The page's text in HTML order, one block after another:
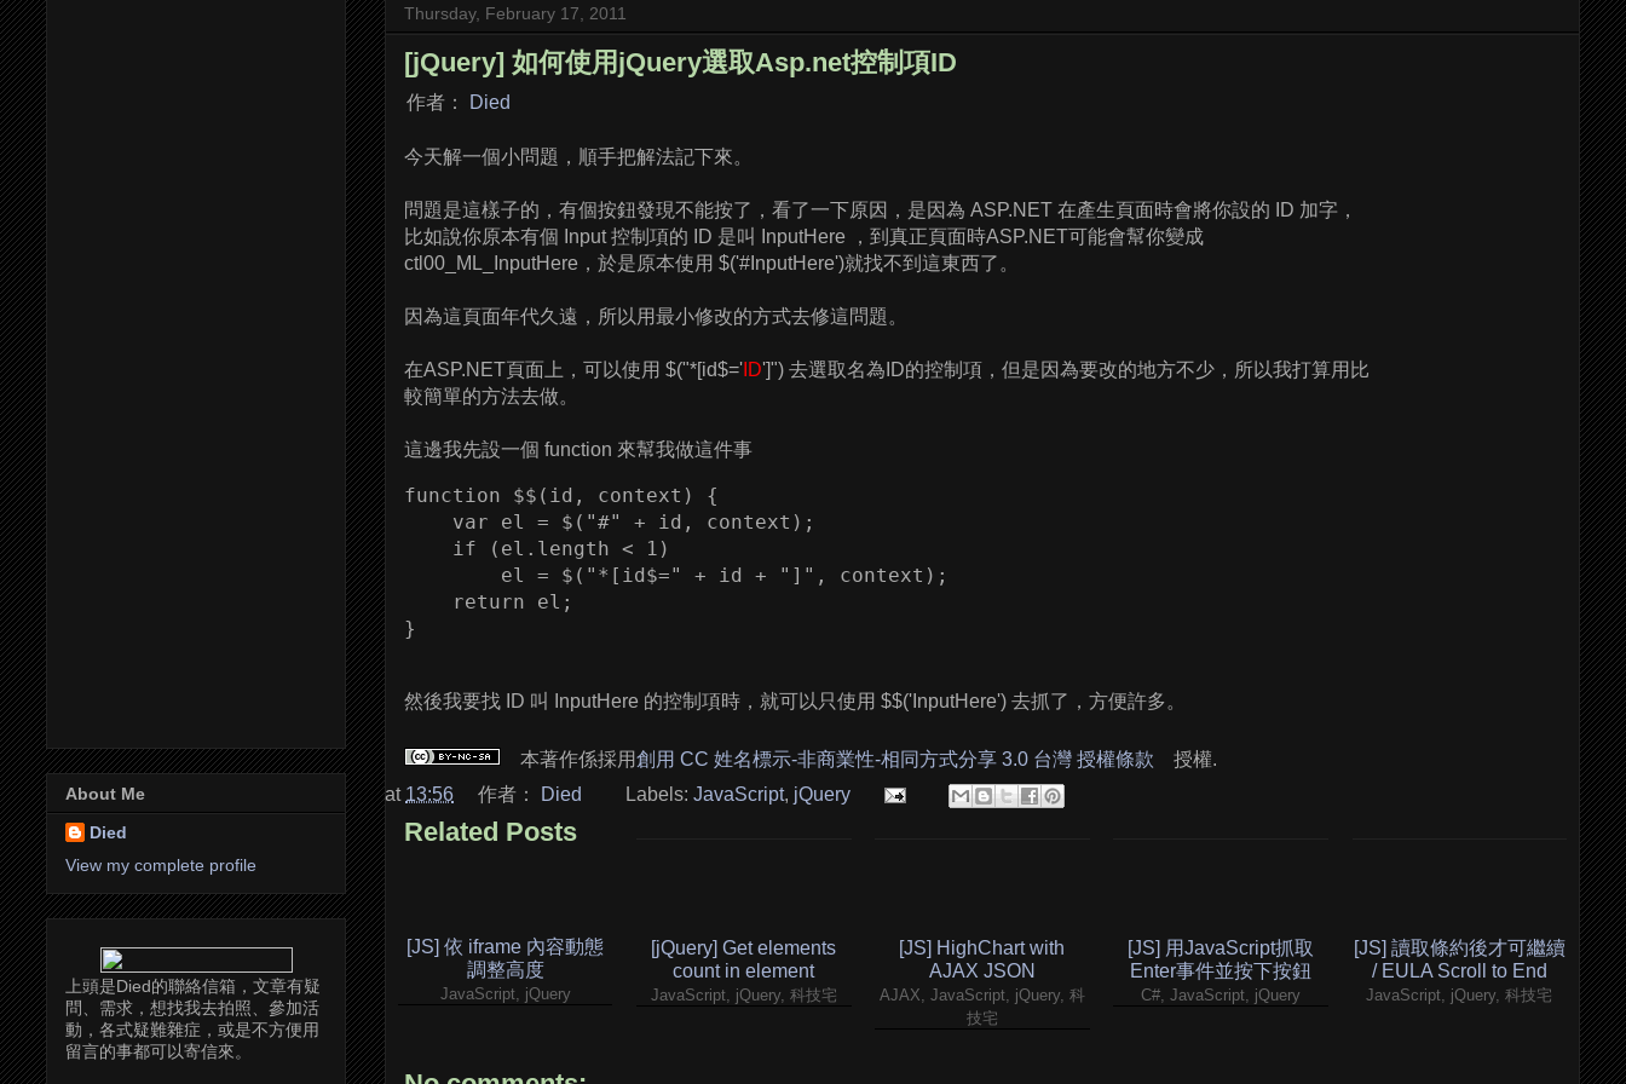
Thursday, February 17, 2011
[jQuery] 如何使用jQuery選取Asp.net控制項ID
作者： Died
今天解一個小問題，順手把解法記下來。
問題是這樣子的，有個按鈕發現不能按了，看了一下原因，是因為 ASP.NET 在產生頁面時會將你設的 ID 加字，
比如說你原本有個 Input 控制項的 ID 是叫 InputHere ，到真正頁面時ASP.NET可能會幫你變成
ctl00_ML_InputHere，於是原本使用 $('#InputHere')就找不到這東西了。
因為這頁面年代久遠，所以用最小修改的方式去修這問題。
在ASP.NET頁面上，可以使用 $("*[id$=' ID']") 去選取名為ID的控制項，但是因為要改的地方不少，所以我打算用比
較簡單的方法去做。
這邊我先設一個 function 來幫我做這件事
function $$(id, context) {
    var el = $("#" + id, context);
    if (el.length < 1)
        el = $("*[id$=" + id + "]", context);
    return el;
然後我要找 ID 叫 InputHere 的控制項時，就可以只使用 $$('InputHere') 去抓了，方便許多。
本著作係採用創用 CC 姓名標示-非商業性-相同方式分享 3.0 台灣 授權條款
授權.
at 13:56 作者： Died Labels: JavaScript, jQuery
Related Posts
[JS] 依 iframe 內容動態
調整高度
JavaScript, jQuery
[jQuery] Get elements
count in element
JavaScript, jQuery, 科技宅
[JS] HighChart with
AJAX JSON
AJAX, JavaScript, jQuery, 科
技宅
[JS] 用JavaScript抓取
Enter事件並按下按鈕
C#, JavaScript, jQuery
[JS] 讀取條約後才可繼續
/ EULA Scroll to End
JavaScript, jQuery, 科技宅
About Me
Died
View my complete profile
上頭是Died的聯絡信箱，文章有疑
問、需求，想找我去拍照、參加活
動，各式疑難雜症，或是不方便用
留言的事都可以寄信來。